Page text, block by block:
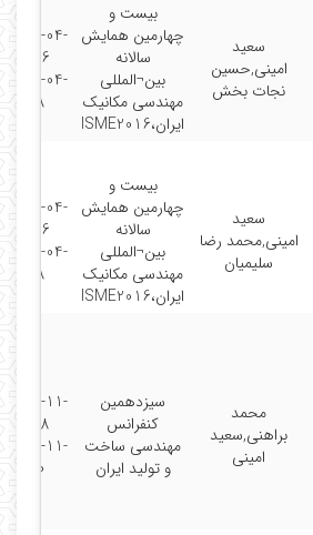
سعید
امینی,حسین
نجات بخش
بیست و
چهارمین همایش
سالانه
بین¬المللی
مهندسی مکانیک
ایران،ISME2016
2016-04-
2016-04-
28
سعید
امینی,محمد رضا
سلیمیان
بیست و
چهارمین همایش
سالانه
بین¬المللی
مهندسی مکانیک
ایران،ISME2016
2016-04-
2016-04-
28
محمد
براهنی,سعید
امینی
سیزدهمین
کنفرانس
مهندسی ساخت
و تولید ایران
2016-11-
2016-11-
10